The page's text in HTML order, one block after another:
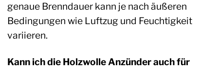
genaue Brenndauer kann je nach äußeren
Bedingungen wie Luftzug und Feuchtigkeit
variieren.
Kann ich die Holzwolle Anzünder auch für